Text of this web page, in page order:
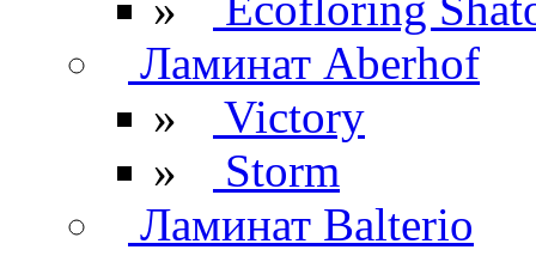
Ламинат Aberhof
»
Victory
»
Storm
Ламинат Balterio